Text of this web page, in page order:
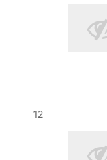
Résultat n°
12